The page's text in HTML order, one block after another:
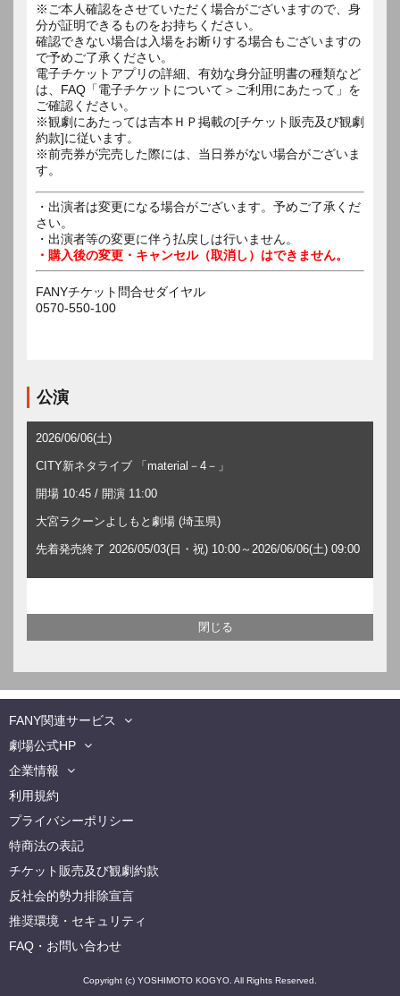
※ご本人確認をさせていただく場合がございますので、身
分が証明できるものをお持ちください。
確認できない場合は入場をお断りする場合もございますの
で予めご了承ください。
電子チケットアプリの詳細、有効な身分証明書の種類など
は、FAQ「電子チケットについて＞ご利用にあたって」を
ご確認ください。
※観劇にあたっては吉本ＨＰ掲載の[チケット販売及び観劇
約款]に従います。
※前売券が完売した際には、当日券がない場合がございま
す。
・出演者は変更になる場合がございます。予めご了承くだ
さい。
・出演者等の変更に伴う払戻しは行いません。
・購入後の変更・キャンセル（取消し）はできません。
FANYチケット問合せダイヤル
0570-550-100
公演
2026/06/06(土)
CITY新ネタライブ 「material－4－」
開場 10:45 / 開演 11:00
大宮ラクーンよしもと劇場 (埼玉県)
先着発売終了 2026/05/03(日・祝) 10:00～2026/06/06(土) 09:00
FANY関連サービス
劇場公式HP
企業情報
利用規約
プライバシーポリシー
特商法の表記
チケット販売及び観劇約款
反社会的勢力排除宣言
推奨環境・セキュリティ
FAQ・お問い合わせ
Copyright (c) YOSHIMOTO KOGYO. All Rights Reserved.